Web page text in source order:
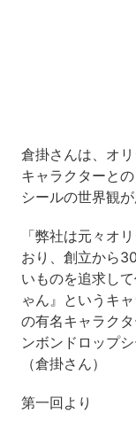
倉掛さんは、オ
キャラクターと
シールの世界観が
「弊社は元々オ
おり、創立から
いものを追求し
ゃん』というキ
の有名キャラク
ンボンドロップ
（倉掛さん）
第一回より